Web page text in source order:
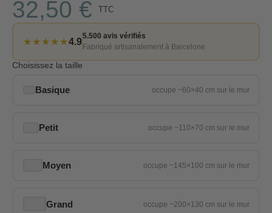
32,50 € TTC
★★★★★4.9
5.500 avis vérifiés
Fabriqué artisanalement à Barcelone
Choisissez la taille
Basique
Petit
Moyen
Grand